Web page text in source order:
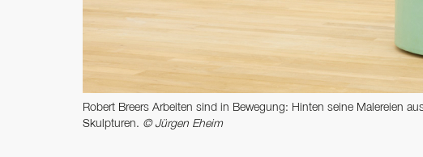
Robert Breers Arbeiten sind in Bewegung: Hinten seine Malereien
Skulpturen. © Jürgen Eheim